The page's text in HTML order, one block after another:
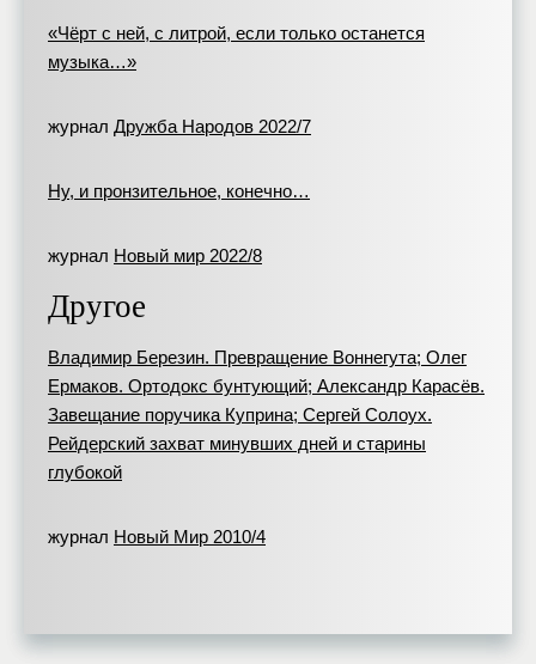
«Чёрт с ней, с литрой, если только останется
музыка…»
журнал Дружба Народов 2022/7
Ну, и пронзительное, конечно…
журнал Новый мир 2022/8
Другое
Владимир Березин. Превращение Воннегута; Олег
Ермаков. Ортодокс бунтующий; Александр Карасёв.
Завещание поручика Куприна; Сергей Солоух.
Рейдерский захват минувших дней и старины
глубокой
журнал Новый Мир 2010/4